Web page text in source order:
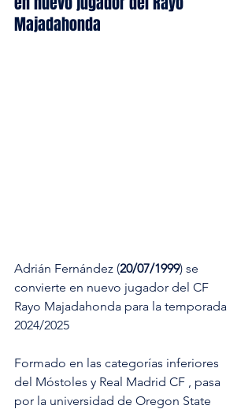
Majadahonda
Adrián Fernández (20/07/1999) se
convierte en nuevo jugador del CF
Rayo Majadahonda para la temporada
2024/2025
Formado en las categorías inferiores
del Móstoles y Real Madrid CF , pasa
por la universidad de Oregon State